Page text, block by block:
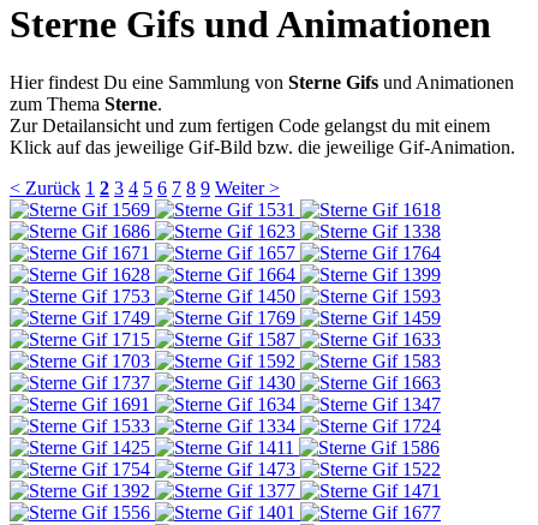
Sterne Gifs und Animationen
Hier findest Du eine Sammlung von Sterne Gifs und Animationen
zum Thema Sterne.
Zur Detailansicht und zum fertigen Code gelangst du mit einem
Klick auf das jeweilige Gif-Bild bzw. die jeweilige Gif-Animation.
< Zurück 1 2 3 4 5 6 7 8 9 Weiter >